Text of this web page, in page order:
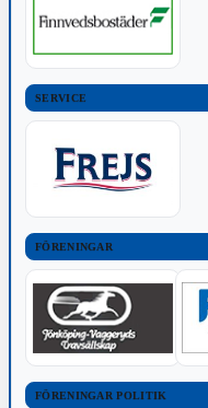
SERVICE
FÖRENINGAR
FÖRENINGAR POLITIK